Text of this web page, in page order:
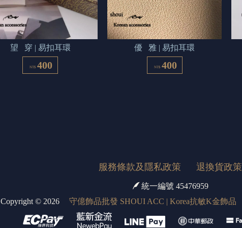
NT$ 400
望   穿 | 易扣耳環
NT$ 400
優   雅 | 易扣耳環
服務條款及隱私政策 退換貨政策
統一編號 45476959
Copyright © 2026 守億飾品批發 SHOUI ACC | Korea抗敏K金飾品